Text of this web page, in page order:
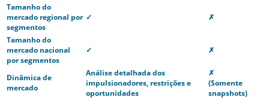
Tamanho do
mercado regional por
segmentos
✓ ✗
Tamanho do
mercado nacional
por segmentos
✓ ✗
Dinâmica de
mercado
Análise detalhada dos
impulsionadores, restrições e
oportunidades
✗
(Somente
snapshots)